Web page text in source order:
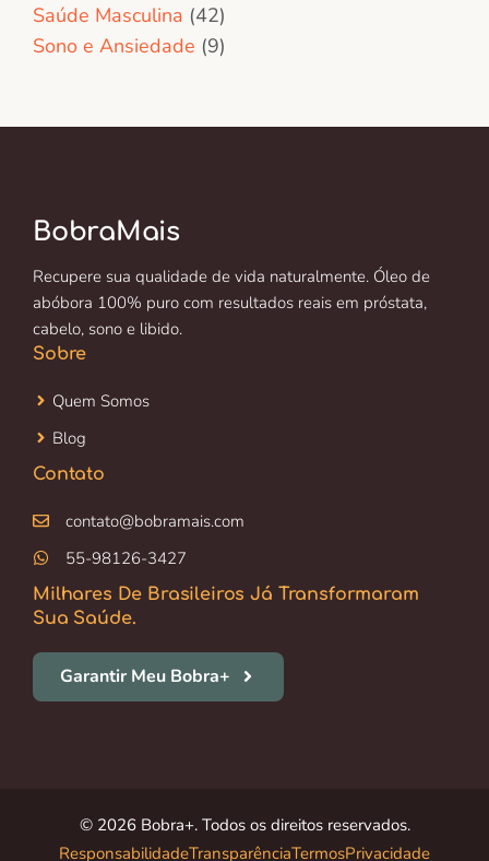
Saúde Masculina (42)
Sono e Ansiedade (9)
BobraMais
Recupere sua qualidade de vida naturalmente. Óleo de
abóbora 100% puro com resultados reais em próstata,
cabelo, sono e libido.
Sobre
Quem Somos
Blog
Contato
contato@bobramais.com
55-98126-3427
Milhares De Brasileiros Já Transformaram
Sua Saúde.
Garantir Meu Bobra+
© 2026 Bobra+. Todos os direitos reservados.
ResponsabilidadeTransparênciaTermosPrivacidade